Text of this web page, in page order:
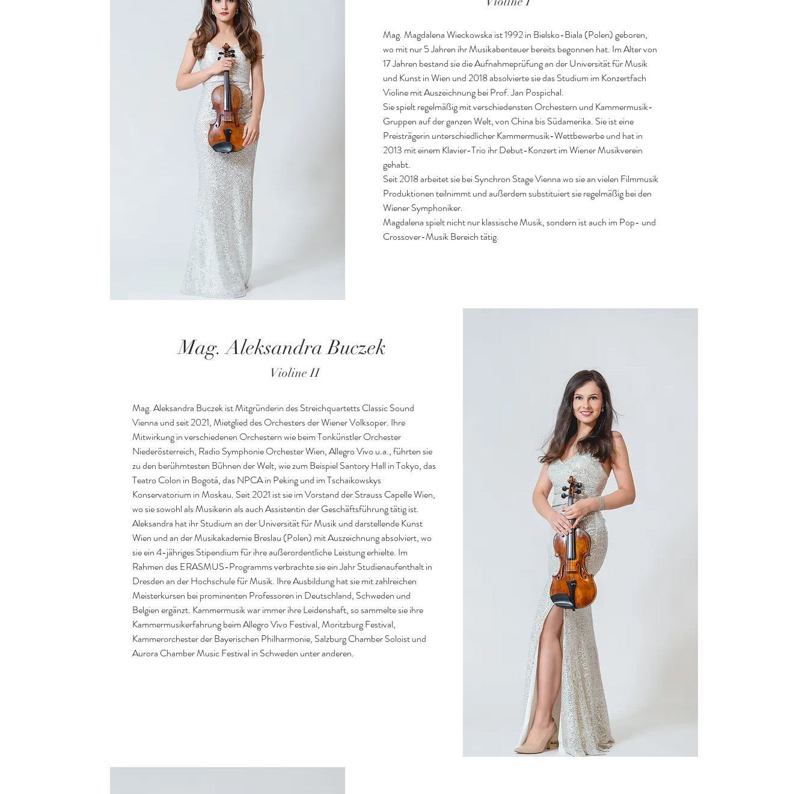
Mag. Magdalena Wieckowska ist 1992 in Bielsko-Biala (Polen) geboren,
wo mit nur 5 Jahren ihr Musikabenteuer bereits begonnen hat. Im Alter von
17 Jahren bestand sie die Aufnahmeprüfung an der Universität für Musik
und Kunst in Wien und 2018 absolvierte sie das Studium im Konzertfach
Violine mit Auszeichnung bei Prof. Jan Pospichal.
Sie spielt regelmäßig mit verschiedensten Orchestern und Kammermusik-
Gruppen auf der ganzen Welt, von China bis Südamerika. Sie ist eine
Preisträgerin unterschiedlicher Kammermusik-Wettbewerbe und hat in
2013 mit einem Klavier-Trio ihr Debut-Konzert im Wiener Musikverein
gehabt.
Seit 2018 arbeitet sie bei Synchron Stage Vienna wo sie an vielen Filmmusik
Produktionen teilnimmt und außerdem substituiert sie regelmäßig bei den
Wiener Symphoniker.
Magdalena spielt nicht nur klassische Musik, sondern ist auch im Pop- und
Crossover-Musik Bereich tätig.
Mag. Aleksandra Buczek
Violine II
Mag. Aleksandra Buczek ist Mitgründerin des Streichquartetts Classic Sound
Vienna und seit 2021, Mietglied des Orchesters der Wiener Volksoper. Ihre
Mitwirkung in verschiedenen Orchestern wie beim Tonkünstler Orchester
Niederösterreich, Radio Symphonie Orchester Wien, Allegro Vivo u.a., führten sie
zu den berühmtesten Bühnen der Welt, wie zum Beispiel Santory Hall in Tokyo, das
Teatro Colon in Bogotá, das NPCA in Peking und im Tschaikowskys
Konservatorium in Moskau. Seit 2021 ist sie im Vorstand der Strauss Capelle Wien,
wo sie sowohl als Musikerin als auch Assistentin der Geschäftsführung tätig ist.
Aleksandra hat ihr Studium an der Universität für Musik und darstellende Kunst
Wien und an der Musikakademie Breslau (Polen) mit Auszeichnung absolviert, wo
sie ein 4-jähriges Stipendium für ihre außerordentliche Leistung erhielte. Im
Rahmen des ERASMUS-Programms verbrachte sie ein Jahr Studienaufenthalt in
Dresden an der Hochschule für Musik. Ihre Ausbildung hat sie mit zahlreichen
Meisterkursen bei prominenten Professoren in Deutschland, Schweden und
Belgien ergänzt. Kammermusik war immer ihre Leidenshaft, so sammelte sie ihre
Kammermusikerfahrung beim Allegro Vivo Festival, Moritzburg Festival,
Kammerorchester der Bayerischen Philharmonie, Salzburg Chamber Soloist und
Aurora Chamber Music Festival in Schweden unter anderen.